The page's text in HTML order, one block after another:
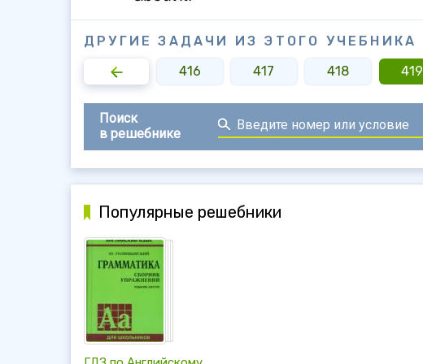
ДРУГИЕ ЗАДАЧИ ИЗ ЭТОГО УЧЕБНИКА
415 416 417 418 419
Поиск
в решебнике
Популярные решебники